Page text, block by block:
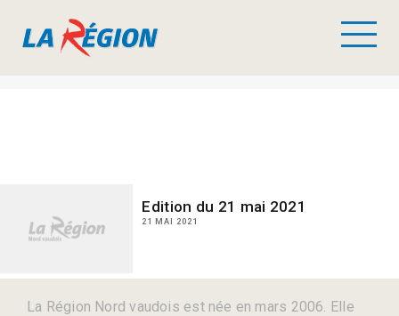
Edition du 21 mai 2021
21 MAI 2021
La Région Nord vaudois est née en mars 2006. Elle